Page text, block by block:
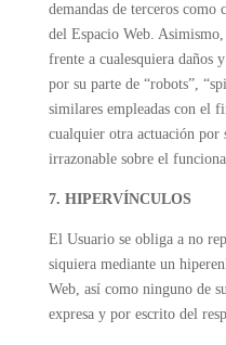
demandas de terceros como
del Espacio Web.
frente a cualesquiera daños
por su parte de “robots”,
similares empleadas con el
cualquier otra actuación por
irrazonable sobre el
7. HIPERVÍNCULOS
El Usuario se obliga a no
siquiera mediante un
Web, así como ninguno de
expresa y por escrito del